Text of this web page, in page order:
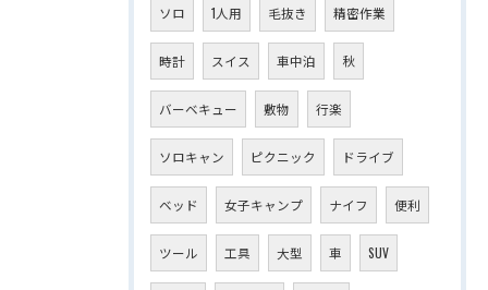
ソロ 1人用 毛抜き 精密作業
時計 スイス 車中泊 秋
バーベキュー 敷物 行楽
ソロキャン ピクニック ドライブ
ベッド 女子キャンプ ナイフ 便利
ツール 工具 大型 車 SUV